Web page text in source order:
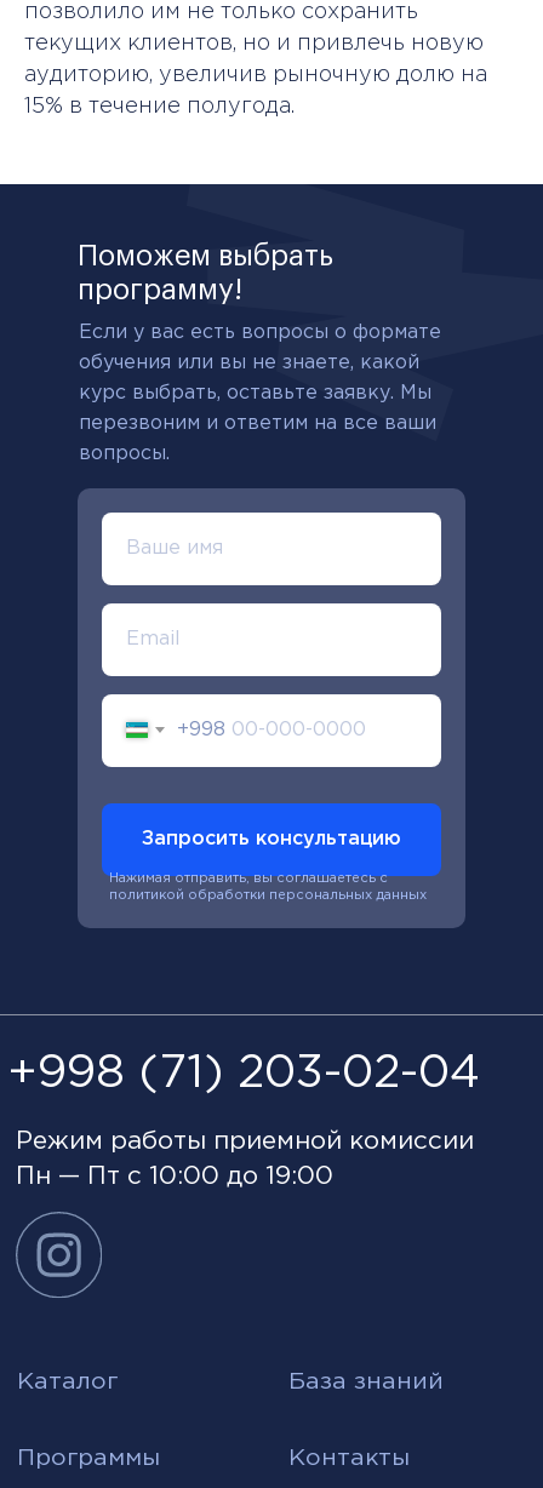
позволило им не только сохранить
текущих клиентов, но и привлечь новую
аудиторию, увеличив рыночную долю на
15% в течение полугода.
Поможем выбрать
программу!
+998
Запросить консультацию
Нажимая отправить, вы соглашаетесь с
политикой обработки персональных данных
Если у вас есть вопросы о формате
обучения или вы не знаете, какой
курс выбрать, оставьте заявку. Мы
перезвоним и ответим на все ваши
вопросы.